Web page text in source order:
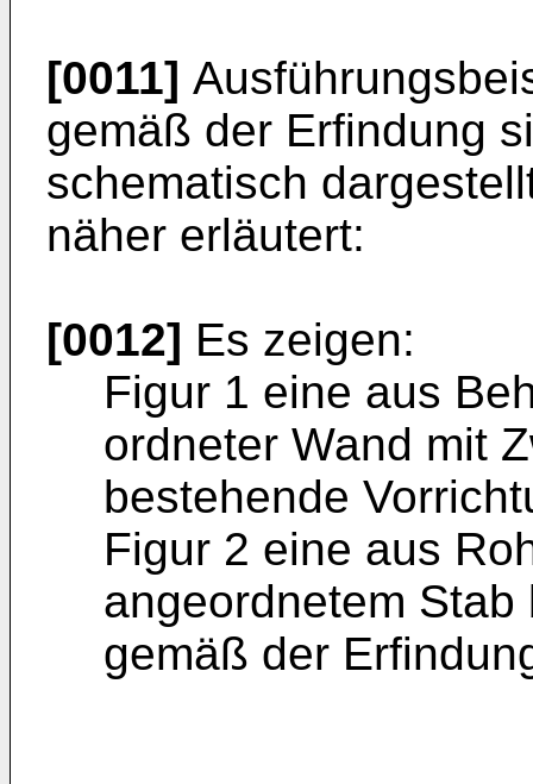
[0011]
gemäß der Erfindung
schematisch
näher erläutert:
[0012] Es zeigen:
Figur 1 eine aus
ordneter Wand mit
bestehende
Figur 2 eine aus
angeordnetem
gemäß der